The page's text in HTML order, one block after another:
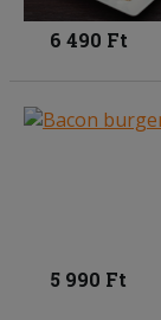
6 490 Ft
5 990 Ft